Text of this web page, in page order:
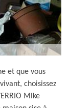
et que vous
choisissez
Mike